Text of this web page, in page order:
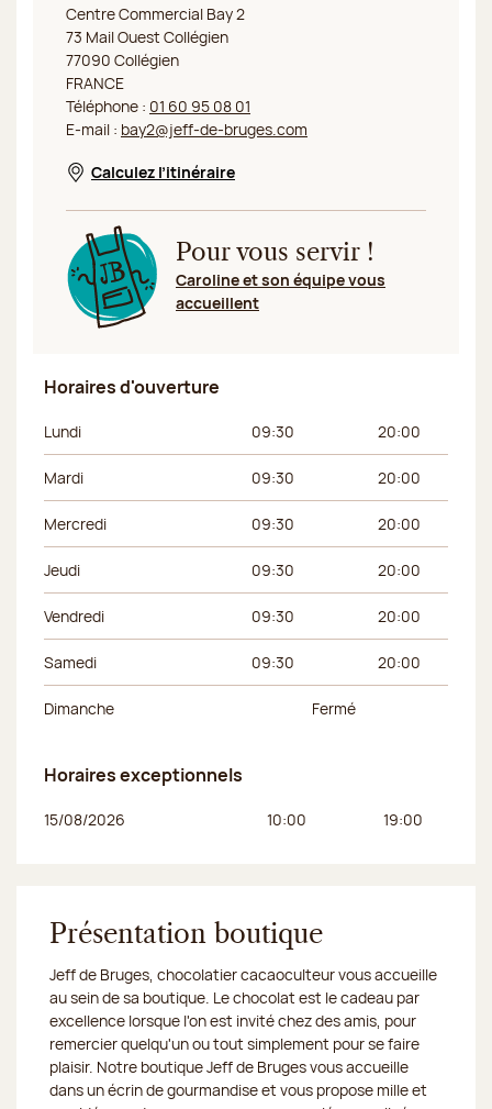
Jeff de Bruges Collégien Bay 2
Centre Commercial Bay 2
73 Mail Ouest Collégien
77090 Collégien
FRANCE
Téléphone : 01 60 95 08 01
E-mail : bay2@jeff-de-bruges.com
Nouvelle fenêtre
Calculez l’itinéraire
Pour vous servir !
Caroline et son équipe vous
accueillent
Horaires d'ouverture
Jour de la semaine Horaires du matin Horaires de
Lundi 09:30 20:00
Mardi 09:30 20:00
Mercredi 09:30 20:00
Jeudi 09:30 20:00
Vendredi 09:30 20:00
Samedi 09:30 20:00
Dimanche Fermé
Horaires exceptionnels
Jour de la semaine Horaires du matin Horaires de
15/08/2026 10:00 19:00
Présentation boutique
Jeff de Bruges, chocolatier cacaoculteur vous accueille
au sein de sa boutique. Le chocolat est le cadeau par
excellence lorsque l'on est invité chez des amis, pour
remercier quelqu'un ou tout simplement pour se faire
plaisir. Notre boutique Jeff de Bruges vous accueille
dans un écrin de gourmandise et vous propose mille et